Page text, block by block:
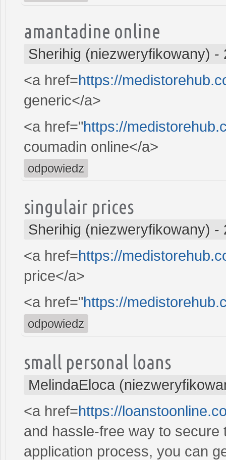
amantadine online
Sherihig (niezweryfikowany) -
<a href=https://
generic</a>
<a href="https://
coumadin online</a>
odpowiedz
singulair prices
Sherihig (niezweryfikowany) -
<a href=https://
price</a>
<a href="https://
odpowiedz
small personal loans
MelindaEloca
<a href=https://
and hassle-free way to
application process, you can